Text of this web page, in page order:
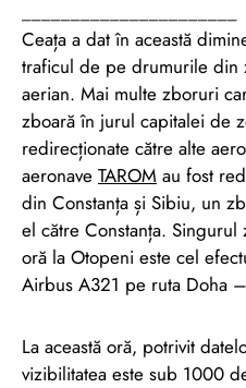
Ceața a dat în această
traficul de pe drumurile din
aerian. Mai multe zboruri
zboară în jurul capitalei de
redirecționate către alte
aeronave TAROM au fost
din Constanța și Sibiu, un
el către Constanța.
oră la Otopeni este cel
Airbus A321 pe ruta Doha
La această oră, potrivit
vizibilitatea este sub 1000